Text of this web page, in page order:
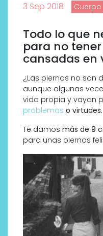
3 Sep 2018 Cuerpo
Todo lo que
para no
cansadas en
¿Las piernas no son
aunque algunas
vida propia y vayan
problemas o virtudes.
Te damos más de 9
para unas piernas